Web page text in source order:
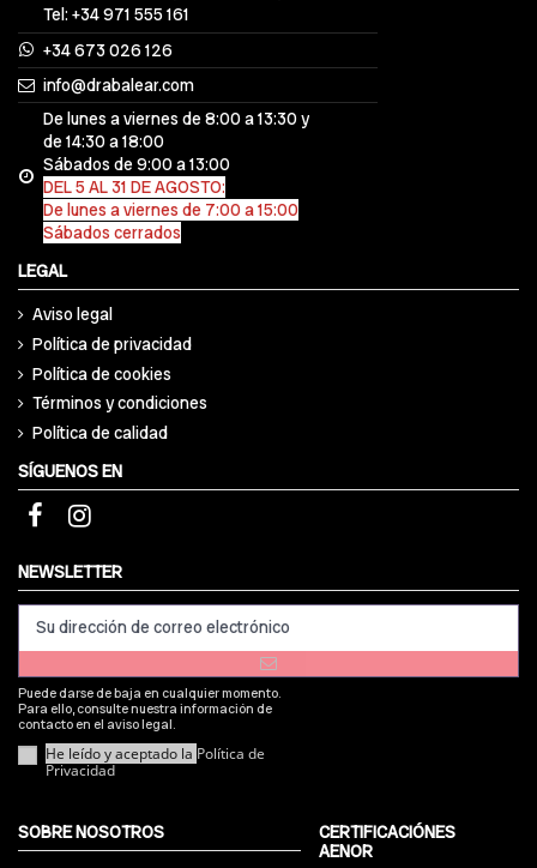
Tel: +34 971 555 161
+34 673 026 126
info@drabalear.com
De lunes a viernes de 8:00 a 13:30 y
de 14:30 a 18:00
Sábados de 9:00 a 13:00
DEL 5 AL 31 DE AGOSTO:
De lunes a viernes de 7:00 a 15:00
Sábados cerrados
LEGAL
Aviso legal
Política de privacidad
Política de cookies
Términos y condiciones
Política de calidad
SÍGUENOS EN
NEWSLETTER
Puede darse de baja en cualquier momento.
Para ello, consulte nuestra información de
contacto en el aviso legal.
He leído y aceptado la Política de
Privacidad
SOBRE NOSOTROS
CERTIFICACIÓNES
AENOR